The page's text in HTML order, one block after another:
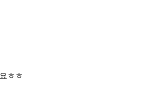
ㅎㅎ